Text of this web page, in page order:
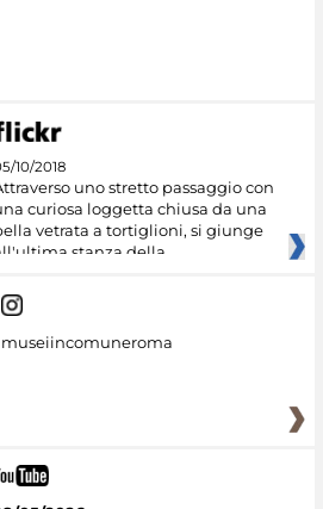
10/2018
uno stretto passaggio con
curiosa loggetta chiusa da una
vetrata a tortiglioni, si giunge
stanza della
museiincomuneroma